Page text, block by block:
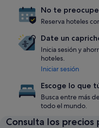
No te
Reserva hoteles
Date un
Inicia sesión y
hoteles.
Iniciar sesión
Escoge lo que
Busca entre más
todo el mundo.
Consulta los precios